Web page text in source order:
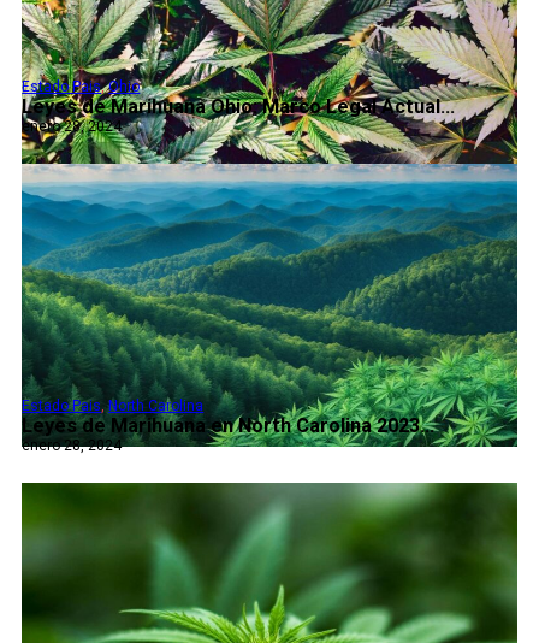
Leyes de Marihuana Ohio: Marco Legal Actual...
Estado Pais,Ohio
enero 28, 2024
Leyes de Marihuana en North Carolina 2023...
Estado Pais,North Carolina
enero 28, 2024